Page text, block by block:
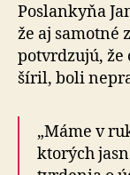
Poslankyňa
že aj sa­mot­né
potvrdzujú,
šíril, boli
„Máme v
ktorých